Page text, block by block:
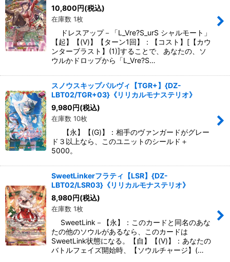
10,800円(税込)
在庫数 1枚
ドレスアップ－「L_Vre?S_urS シャルモート」
【起】【(V)】【ターン1回】：【コスト】[【カウ
ンターブラスト】(1)]することで、あなたの、ソ
ウルかドロップから「L_Vre?S…
スノウスキップパルヴィ【TGR+】{DZ-
LBT02/TGR+03}《リリカルモナステリオ》
9,980円(税込)
在庫数 10枚
【永】【(G)】：相手のヴァンガードがグレー
ド３以上なら、このユニットのシールド＋
5000。
SweetLinkerフラティ【LSR】{DZ-
LBT02/LSR03}《リリカルモナステリオ》
8,980円(税込)
在庫数 1枚
SweetLink－【永】：このカードと同名のあな
たの他のソウルがあるなら、このカードは
SweetLink状態になる。【自】【(V)】：あなたの
バトルフェイズ開始時、【ソウルチャージ】(…